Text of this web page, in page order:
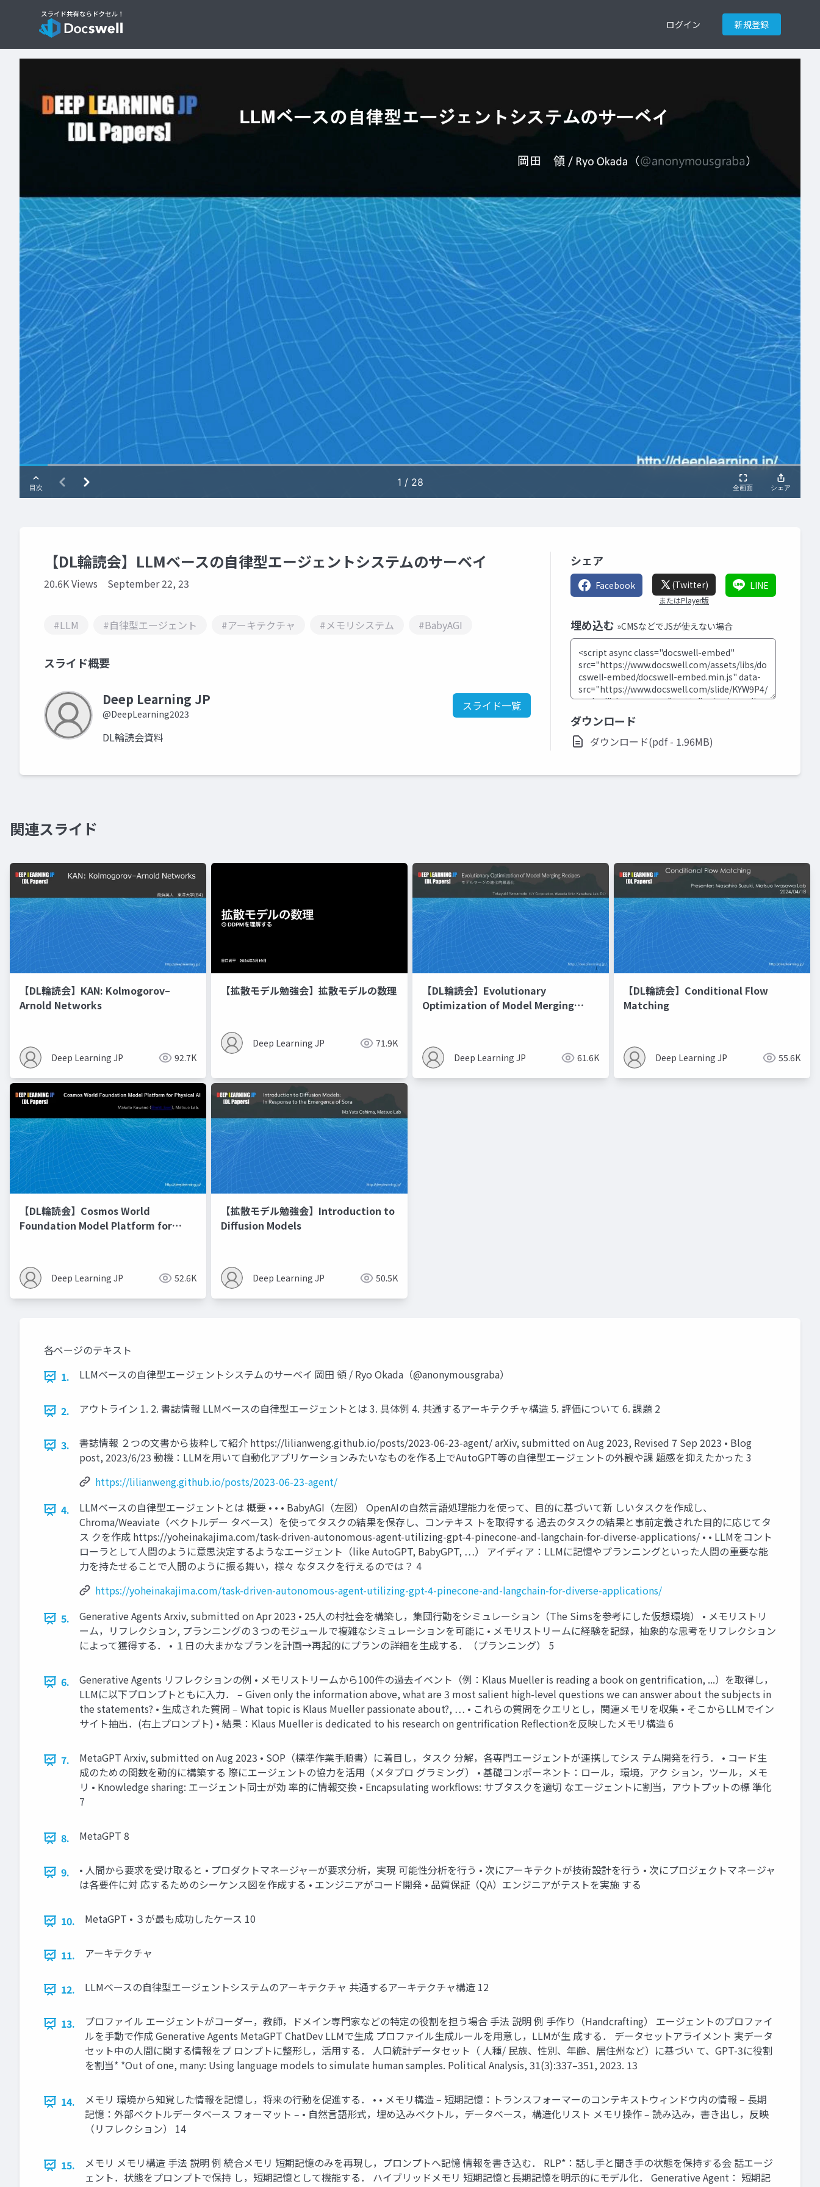
ログイン 新規登録
【DL輪読会】LLMベースの自律型エージェントシステムのサーベイ
20.6K Views September 22, 23
#LLM #自律型エージェント #アーキテクチャ #メモリシステム #BabyAGI
スライド概要
Deep Learning JP
@DeepLearning2023
スライド一覧
DL輪読会資料
シェア
Facebook (Twitter)
またはPlayer版
LINE
埋め込む »CMSなどでJSが使えない場合
ダウンロード
ダウンロード(pdf - 1.96MB)
関連スライド
【DL輪読会】KAN: Kolmogorov–
Arnold Networks
Deep Learning JP 92.7K
【拡散モデル勉強会】拡散モデルの数理
Deep Learning JP 71.9K
【DL輪読会】Evolutionary
Optimization of Model Merging
Deep Learning JP 61.6K
【DL輪読会】Conditional Flow
Matching
Deep Learning JP 55.6K
【DL輪読会】Cosmos World
Foundation Model Platform for
Deep Learning JP 52.6K
【拡散モデル勉強会】Introduction to
Diffusion Models
Deep Learning JP 50.5K
各ページのテキスト
1.
LLMベースの自律型エージェントシステムのサーベイ 岡田 領 / Ryo Okada（@anonymousgraba）
2. アウトライン 1. 2. 書誌情報 LLMベースの自律型エージェントとは 3. 具体例 4. 共通するアーキテクチャ構造 5. 評価について 6. 課題 2
3.
書誌情報 ２つの文書から抜粋して紹介 https://lilianweng.github.io/posts/2023-06-23-agent/ arXiv, submitted on Aug 2023, Revised 7 Sep 2023 • Blog
post, 2023/6/23 動機：LLMを用いて自動化アプリケーションみたいなものを作る上でAutoGPT等の自律型エージェントの外観や課 題感を抑えたかった 3
https://lilianweng.github.io/posts/2023-06-23-agent/
4.
LLMベースの自律型エージェントとは 概要 • • • BabyAGI（左図） OpenAIの自然言語処理能力を使って、目的に基づいて新 しいタスクを作成し、
Chroma/Weaviate（ベクトルデー タベース）を使ってタスクの結果を保存し、コンテキス トを取得する 過去のタスクの結果と事前定義された目的に応じてタ
ス クを作成 https://yoheinakajima.com/task-driven-autonomous-agent-utilizing-gpt-4-pinecone-and-langchain-for-diverse-applications/ • • LLMをコント
ローラとして人間のように意思決定するようなエージェント（like AutoGPT, BabyGPT, …） アイディア：LLMに記憶やプランニングといった人間の重要な能
力を持たせることで人間のように振る舞い，様々 なタスクを行えるのでは？ 4
https://yoheinakajima.com/task-driven-autonomous-agent-utilizing-gpt-4-pinecone-and-langchain-for-diverse-applications/
5.
Generative Agents Arxiv, submitted on Apr 2023 • 25人の村社会を構築し，集団行動をシミュレーション（The Simsを参考にした仮想環境） • メモリストリ
ーム，リフレクション, プランニングの３つのモジュールで複雑なシミュレーションを可能に • メモリストリームに経験を記録，抽象的な思考をリフレクション
によって獲得する． • １日の大まかなプランを計画→再起的にプランの詳細を生成する．（プランニング） 5
6.
Generative Agents リフレクションの例 • メモリストリームから100件の過去イベント（例：Klaus Mueller is reading a book on gentrification, ...）を取得し，
LLMに以下プロンプトともに入力． ‒ Given only the information above, what are 3 most salient high-level questions we can answer about the subjects in
the statements? • 生成された質問 ‒ What topic is Klaus Mueller passionate about?, … • これらの質問をクエリとし，関連メモリを収集 • そこからLLMでイン
サイト抽出．(右上プロンプト) • 結果：Klaus Mueller is dedicated to his research on gentrification Reflectionを反映したメモリ構造 6
7.
MetaGPT Arxiv, submitted on Aug 2023 • SOP（標準作業手順書）に着目し，タスク 分解，各専門エージェントが連携してシス テム開発を行う． • コード生
成のための関数を動的に構築する 際にエージェントの協力を活用（メタプロ グラミング） • 基礎コンポーネント：ロール，環境，アク ション，ツール，メモ
リ • Knowledge sharing: エージェント同士が効 率的に情報交換 • Encapsulating workflows: サブタスクを適切 なエージェントに割当，アウトプットの標 準化
7
8. MetaGPT 8
9.
• 人間から要求を受け取ると • プロダクトマネージャーが要求分析，実現 可能性分析を行う • 次にアーキテクトが技術設計を行う • 次にプロジェクトマネージャ
は各要件に対 応するためのシーケンス図を作成する • エンジニアがコード開発 • 品質保証（QA）エンジニアがテストを実施 する
10. MetaGPT • ３が最も成功したケース 10
11. アーキテクチャ
12. LLMベースの自律型エージェントシステムのアーキテクチャ 共通するアーキテクチャ構造 12
13.
プロファイル エージェントがコーダー，教師，ドメイン専門家などの特定の役割を担う場合 手法 説明 例 手作り（Handcrafting） エージェントのプロファイ
ルを手動で作成 Generative Agents MetaGPT ChatDev LLMで生成 プロファイル生成ルールを用意し，LLMが生 成する． データセットアライメント 実データ
セット中の人間に関する情報をプ ロンプトに整形し，活用する． 人口統計データセット（ 人種/ 民族、性別、年齢、居住州など）に基づい て、GPT-3に役割
を割当* *Out of one, many: Using language models to simulate human samples. Political Analysis, 31(3):337–351, 2023. 13
14.
メモリ 環境から知覚した情報を記憶し，将来の行動を促進する． • • メモリ構造 ‒ 短期記憶：トランスフォーマーのコンテキストウィンドウ内の情報 ‒ 長期
記憶：外部ベクトルデータベース フォーマット ‒ • 自然言語形式，埋め込みベクトル，データベース，構造化リスト メモリ操作 ‒ 読み込み，書き出し，反映
（リフレクション） 14
15.
メモリ メモリ構造 手法 説明 例 統合メモリ 短期記憶のみを再現し，プロンプトへ記憶 情報を書き込む． RLP*：話し手と聞き手の状態を保持する会 話エージ
ェント．状態をプロンプトで保持 し，短期記憶として機能する． ハイブリッドメモリ 短期記憶と長期記憶を明示的にモデル化． Generative Agent： 短期記